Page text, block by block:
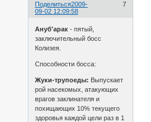
Поделиться 7
2009-
09-02 12:09:58
Ануб'арак - пятый,
заключительный босс
Колизея.
Способности босса:
Жуки-трупоеды: Выпускает
рой насекомых, атакующих
врагов заклинателя и
похищающих 10% текущего
здоровья каждой цели раз в 1